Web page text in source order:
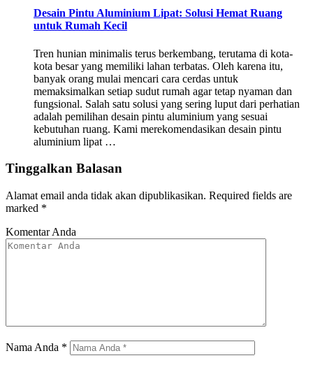
Desain Pintu Aluminium Lipat: Solusi Hemat Ruang
untuk Rumah Kecil
Tren hunian minimalis terus berkembang, terutama di kota-
kota besar yang memiliki lahan terbatas. Oleh karena itu,
banyak orang mulai mencari cara cerdas untuk
memaksimalkan setiap sudut rumah agar tetap nyaman dan
fungsional. Salah satu solusi yang sering luput dari perhatian
adalah pemilihan desain pintu aluminium yang sesuai
kebutuhan ruang. Kami merekomendasikan desain pintu
aluminium lipat …
Tinggalkan Balasan
Alamat email anda tidak akan dipublikasikan. Required fields are
marked *
Komentar Anda
Nama Anda *